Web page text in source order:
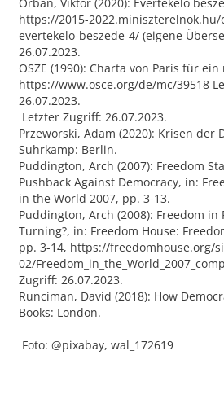
https://2015-
evertekelo-beszede-4/ (eigene
26.07.2023.
OSZE (1990): Charta von Paris für
https://www.osce.org/de/mc/39518
26.07.2023.
Letzter Zugriff: 26.07.2023.
Przeworski, Adam (2020): Krisen der
Suhrkamp: Berlin.
Puddington, Arch (2007): Freedom
Pushback Against Democracy, in:
in the World 2007, pp. 3-13.
Puddington, Arch (2008): Freedom in
Turning?, in: Freedom House:
pp. 3-14, https://freedomhouse.org/
02/
Zugriff: 26.07.2023.
Runciman, David (2018): How
Books: London.
Foto: @pixabay, wal_172619